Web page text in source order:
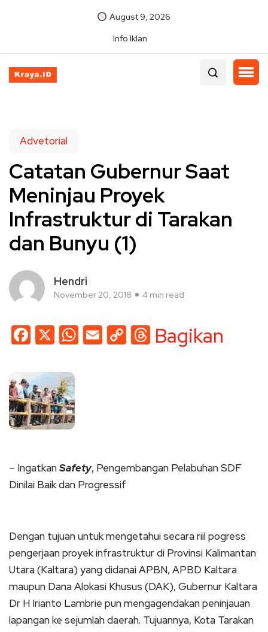
August 9, 2026
Info Iklan
Advetorial
Catatan Gubernur Saat
Meninjau Proyek
Infrastruktur di Tarakan
dan Bunyu (1)
Hendri
November 20, 2018 4 min read
Facebook
X WhatsApp
EmailCopyThreads
Bagikan
– IngatkanSafety, Pengembangan Pelabuhan SDF
Dinilai Baik dan Progressif
Dengan tujuan untuk mengetahui secara riil pogress
pengerjaan proyek infrastruktur di Provinsi Kalimantan
Utara (Kaltara) yang didanai APBN, APBD Kaltara
maupun Dana Alokasi Khusus (DAK), Gubernur Kaltara
Dr H Irianto Lambrie pun mengagendakan peninjauan
lapangan ke sejumlah daerah. Tujuannya, Kota Tarakan